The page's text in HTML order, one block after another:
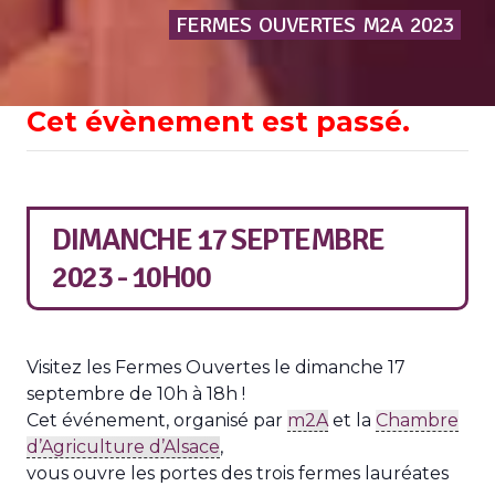
FERMES OUVERTES M2A 2023
Cet évènement est passé.
DIMANCHE 17 SEPTEMBRE
2023 - 10H00
Visitez les Fermes Ouvertes le dimanche 17
septembre de 10h à 18h !
Cet événement, organisé par m2Aet la Chambre
d’Agriculture d’Alsace,
vous ouvre les portes des trois fermes lauréates